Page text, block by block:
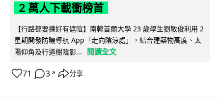
2 萬人下載衝榜首
【行路都要揀好有遮陰】南韓首爾大學 23 歲學生劉敏俊利用 2
星期開發防曬導航 App「走向陰涼處」，結合建築物高度、太
陽仰角及行道樹陰影...
閱讀全文
71 3 ↗ 分享